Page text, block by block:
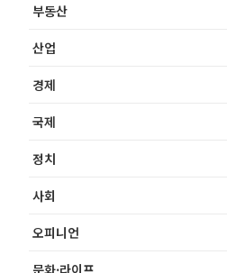
부동산
산업
경제
국제
정치
사회
오피니언
문화·라이프